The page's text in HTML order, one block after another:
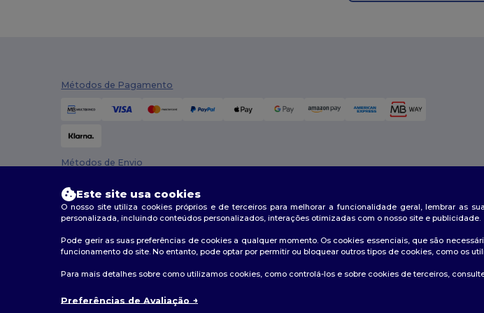
Métodos de Pagamento
Métodos de Envio
2026. Todos os direitos reservados
Este site usa cookies
O nosso site utiliza cookies próprios e de terceiros para melhorar a funcionalidade geral, lembrar as
personalizada, incluindo conteúdos personalizados, interações otimizadas com o nosso site e publicidade.
Pode gerir as suas preferências de cookies a qualquer momento. Os cookies essenciais, que são
funcionamento do site. No entanto, pode optar por permitir ou bloquear outros tipos de cookies, como os
Para mais detalhes sobre como utilizamos cookies, como controlá-los e sobre cookies de terceiros,
Preferências de Avaliação